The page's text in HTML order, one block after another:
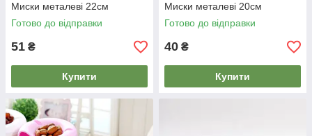
Миски металеві 22см
Готово до відправки
51 ₴
Купити
Миски металеві 20см
Готово до відправки
40 ₴
Купити